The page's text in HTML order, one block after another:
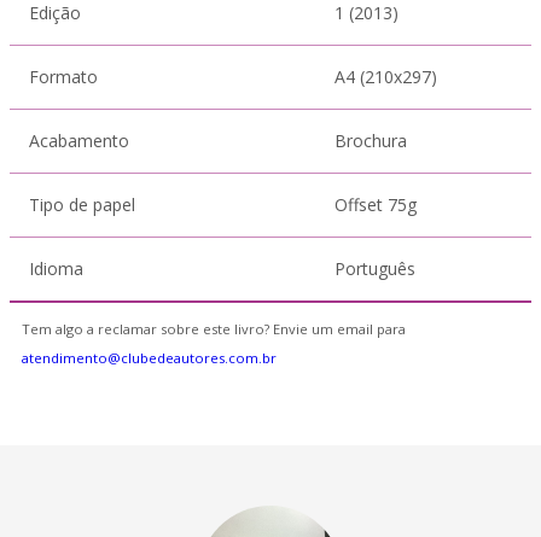
Edição 1 (2013)
Formato A4 (210x297)
Acabamento Brochura
Tipo de papel Offset 75g
Idioma Português
Tem algo a reclamar sobre este livro? Envie um email para
atendimento@clubedeautores.com.br